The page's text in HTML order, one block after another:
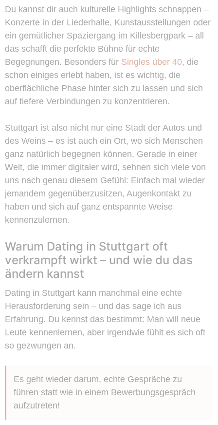
Du kannst dir auch kulturelle Highlights schnappen –
Konzerte in der Liederhalle, Kunstausstellungen oder
ein gemütlicher Spaziergang im Killesbergpark – all
das schafft die perfekte Bühne für echte
Begegnungen. Besonders für Singles über 40, die
schon einiges erlebt haben, ist es wichtig, die
oberflächliche Phase hinter sich zu lassen und sich
auf tiefere Verbindungen zu konzentrieren.
Stuttgart ist also nicht nur eine Stadt der Autos und
des Weins – es ist auch ein Ort, wo sich Menschen
ganz natürlich begegnen können. Gerade in einer
Welt, die immer digitaler wird, sehnen sich viele von
uns nach genau diesem Gefühl: Einfach mal wieder
jemandem gegenüberzusitzen, Augenkontakt zu
haben und sich auf ganz entspannte Weise
kennenzulernen.
Warum Dating in Stuttgart oft
verkrampft wirkt – und wie du das
ändern kannst
Dating in Stuttgart kann manchmal eine echte
Herausforderung sein – und das sage ich aus
Erfahrung. Du kennst das bestimmt: Man will neue
Leute kennenlernen, aber irgendwie fühlt es sich oft
so gezwungen an.
Es geht wieder darum, echte Gespräche zu
führen statt wie in einem Bewerbungsgespräch
aufzutreten!